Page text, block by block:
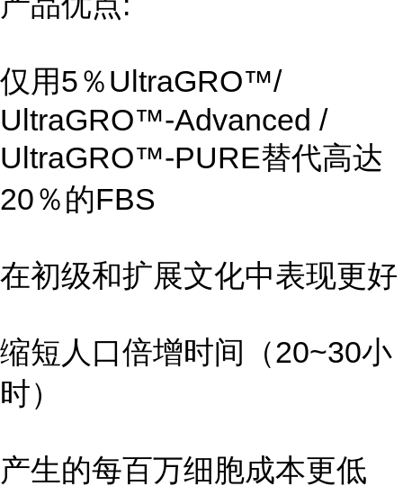
仅用5％UltraGRO™/
UltraGRO™-Advanced /
UltraGRO™-PURE替代高达
20％的FBS
在初级和扩展文化中表现更好
缩短人口倍增时间（20~30小
时）
产生的每百万细胞成本更低